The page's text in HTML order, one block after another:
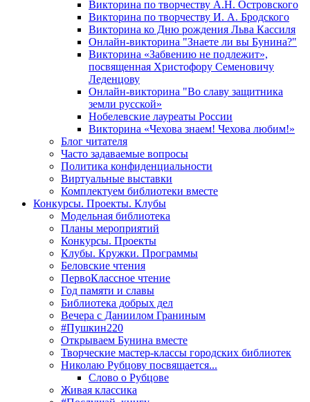
Викторина по творчеству А.Н. Островского
Викторина по творчеству И. А. Бродского
Викторина ко Дню рождения Льва Кассиля
Онлайн-викторина "Знаете ли вы Бунина?"
Викторина «Забвению не подлежит»,
посвященная Христофору Семеновичу
Леденцову
Онлайн-викторина "Во славу защитника
земли русской»
Нобелевские лауреаты России
Викторина «Чехова знаем! Чехова любим!»
Блог читателя
Часто задаваемые вопросы
Политика конфиденциальности
Виртуальные выставки
Комплектуем библиотеки вместе
Конкурсы. Проекты. Клубы
Модельная библиотека
Планы мероприятий
Конкурсы. Проекты
Клубы. Кружки. Программы
Беловские чтения
ПервоКлассное чтение
Год памяти и славы
Библиотека добрых дел
Вечера с Даниилом Граниным
#Пушкин220
Открываем Бунина вместе
Творческие мастер-классы городских библиотек
Николаю Рубцову посвящается...
Слово о Рубцове
Живая классика